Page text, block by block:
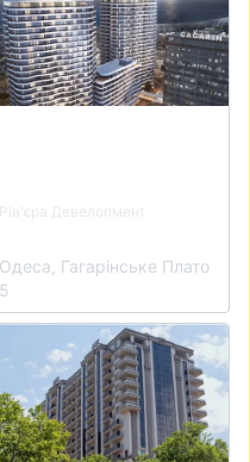
Рів'єра Девелопмент
Одеса, Гагарінське Плато
5
квартал
View details for ЖК